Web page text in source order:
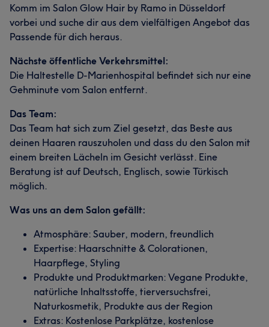
Komm im Salon Glow Hair by Ramo in Düsseldorf
vorbei und suche dir aus dem vielfältigen Angebot das
Passende für dich heraus.
Nächste öffentliche Verkehrsmittel:
Die Haltestelle D-Marienhospital befindet sich nur eine
Gehminute vom Salon entfernt.
Das Team:
Das Team hat sich zum Ziel gesetzt, das Beste aus
deinen Haaren rauszuholen und dass du den Salon mit
einem breiten Lächeln im Gesicht verlässt. Eine
Beratung ist auf Deutsch, Englisch, sowie Türkisch
möglich.
Was uns an dem Salon gefällt:
Atmosphäre: Sauber, modern, freundlich
Expertise: Haarschnitte & Colorationen,
Haarpflege, Styling
Produkte und Produktmarken: Vegane Produkte,
natürliche Inhaltsstoffe, tierversuchsfrei,
Naturkosmetik, Produkte aus der Region
Extras: Kostenlose Parkplätze, kostenlose